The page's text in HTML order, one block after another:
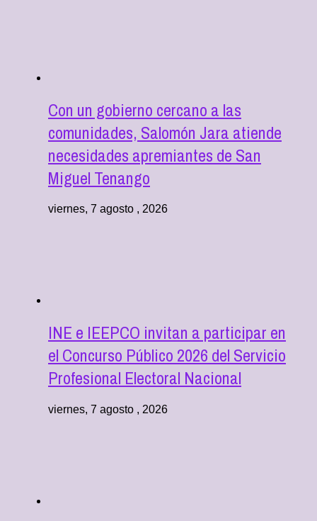
Con un gobierno cercano a las
comunidades, Salomón Jara atiende
necesidades apremiantes de San
Miguel Tenango
viernes, 7 agosto , 2026
INE e IEEPCO invitan a participar en
el Concurso Público 2026 del Servicio
Profesional Electoral Nacional
viernes, 7 agosto , 2026